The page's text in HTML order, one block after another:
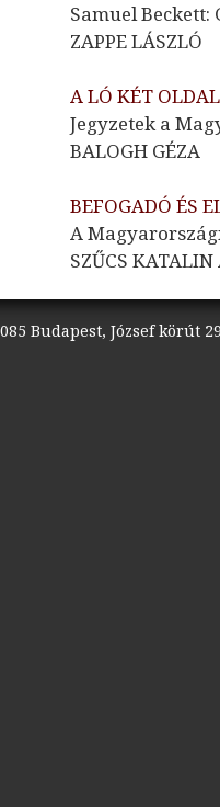
Samuel
ZAPPE LÁSZLÓ
A LÓ KÉT
Jegyzetek a
BALOGH GÉZA
BEFOGADÓ ÉS
A
SZŰCS KATALIN
Budapest, József körút